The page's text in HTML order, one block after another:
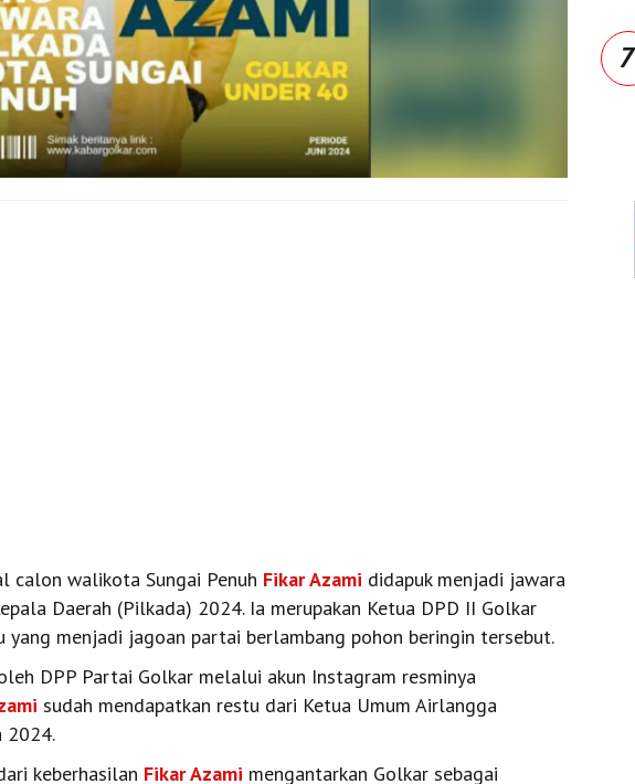
calon walikota Sungai Penuh Fikar Azami didapuk menjadi jawara
Daerah (Pilkada) 2024. Ia merupakan Ketua DPD II Golkar
menjadi jagoan partai berlambang pohon beringin tersebut.
DPP Partai Golkar melalui akun Instagram resminya
sudah mendapatkan restu dari Ketua Umum Airlangga
2024.
keberhasilan Fikar Azami mengantarkan Golkar sebagai
7